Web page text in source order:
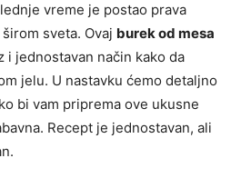
vreme je postao prava
sveta. Ovaj burek od mesa
jednostavan način kako da
jelu. U nastavku ćemo detaljno
bi vam priprema ove ukusne
Recept je jednostavan, ali